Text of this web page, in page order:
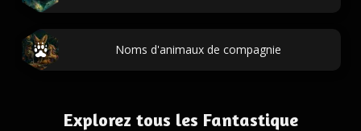
Noms d'animaux de compagnie
Explorez tous les Fantastique